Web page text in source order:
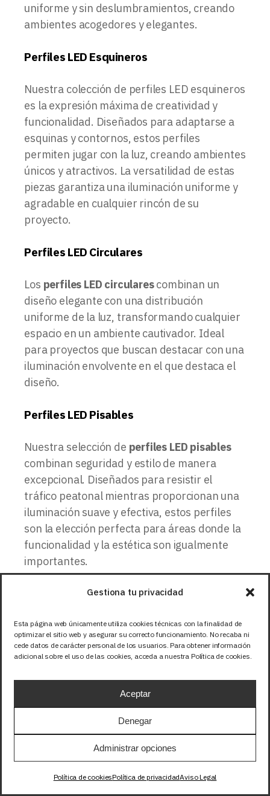
Gestiona tu privacidad
Esta página web únicamente utiliza cookies técnicas con la finalidad de
optimizar el sitio web y asegurar su correcto funcionamiento. No recaba ni
cede datos de carácter personal de los usuarios. Para obtener información
adicional sobre el uso de las cookies, acceda a nuestra Política de cookies.
Aceptar
Denegar
Administrar opciones
Política de cookiesPolítica de privacidadAviso Legal
uniforme y sin deslumbramientos, creando
ambientes acogedores y elegantes.
Perfiles LED Esquineros
Nuestra colección de perfiles LED esquineros
es la expresión máxima de creatividad y
funcionalidad. Diseñados para adaptarse a
esquinas y contornos, estos perfiles
permiten jugar con la luz, creando ambientes
únicos y atractivos. La versatilidad de estas
piezas garantiza una iluminación uniforme y
agradable en cualquier rincón de su
proyecto.
Perfiles LED Circulares
Los perfiles LED circularescombinan un
diseño elegante con una distribución
uniforme de la luz, transformando cualquier
espacio en un ambiente cautivador. Ideal
para proyectos que buscan destacar con una
iluminación envolvente en el que destaca el
diseño.
Perfiles LED Pisables
Nuestra selección de perfiles LED pisables
combinan seguridad y estilo de manera
excepcional. Diseñados para resistir el
tráfico peatonal mientras proporcionan una
iluminación suave y efectiva, estos perfiles
son la elección perfecta para áreas donde la
funcionalidad y la estética son igualmente
importantes.
Perfiles LED Arquitectónicos
Para proyectos que buscan fusionar la
iluminación con la arquitectura, ofrecemos
una gama exclusiva de perfiles LED
sus diseños únicos y vanguardistas,
añadiendo una dimensión artística a la
iluminación. Perfectos para espacios que
buscan elevar la experiencia visual a través